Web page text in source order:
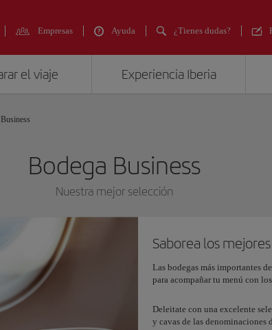
Empresas Ayuda ¿Tienes dudas?
el viaje Experiencia Iberia
Bodega Business
Nuestra mejor selección
Saborea los
Las bodegas más importantes
para acompañar tu menú con
Deleitate con una excelente
y cavas de las denominaciones